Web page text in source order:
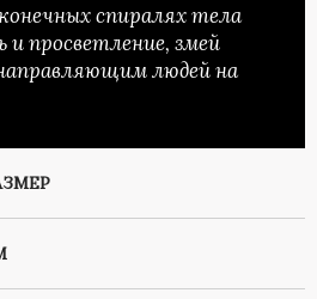
спиралях тела
и просветление, змей
людей на